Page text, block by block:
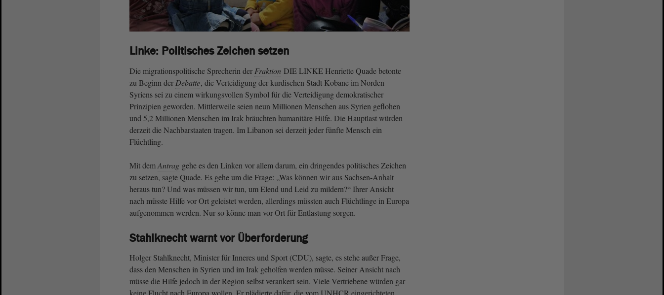
Linke: Politisches Zeichen setzen
Die migrationspolitische Sprecherin der Fraktion DIE LINKE Henriette Quade betonte
zu Beginn der Debatte, die Verteidigung der kurdischen Stadt Kobane im Norden
Syriens sei zu einem wirkungsvollen Symbol für die Verteidigung demokratischer
Prinzipien geworden. Mittlerweile seien neun Millionen Menschen aus Syrien geflohen
und 5,2 Millionen Menschen im Irak bräuchten humanitäre Hilfe. Die Hauptlast würden
derzeit die Nachbarstaaten tragen. Im Libanon sei derzeit jeder fünfte Mensch ein
Flüchtling.
Mit demAntrag gehe es den Linken vor allem darum, ein dringendes politisches Zeichen
zu setzen, sagte Quade. Es gehe um die Frage: „Was können wir aus Sachsen-Anhalt
heraus tun? Und was müssen wir tun, um Elend und Leid zu mildern?“ Ihrer Ansicht
nach müsste Hilfe vor Ort geleistet werden, allerdings müssten auch Flüchtlinge in Europa
aufgenommen werden. Nur so könne man vor Ort für Entlastung sorgen.
Stahlknecht warnt vor Überforderung
Holger Stahlknecht, Minister für Inneres und Sport (CDU), sagte, es stehe außer Frage,
dass den Menschen in Syrien und im Irak geholfen werden müsse. Seiner Ansicht nach
müsse die Hilfe jedoch in der Region selbst verankert sein. Viele Vertriebene würden gar
keine Flucht nach Europa wollen. Er plädierte dafür, die vom UNHCR eingerichteten